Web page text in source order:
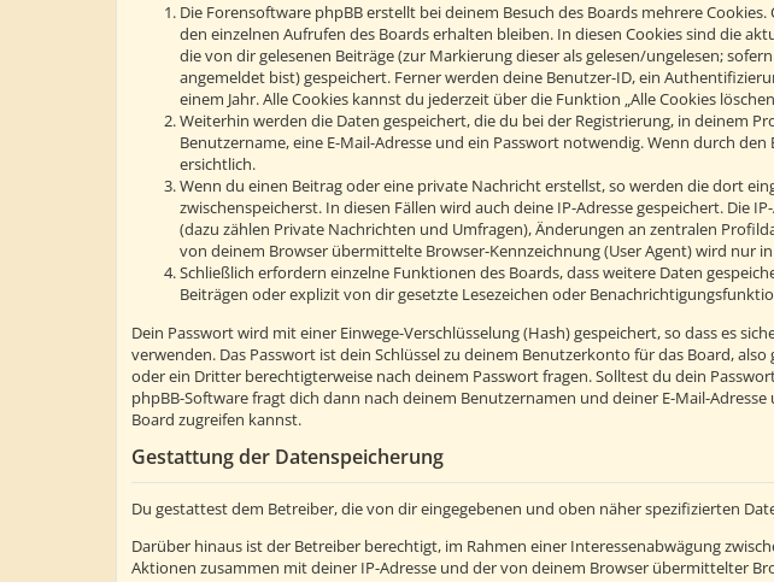
Die Forensoftware phpBB erstellt bei deinem Besuch des Boards mehrere
den einzelnen Aufrufen des Boards erhalten bleiben. In diesen Cookies sind die
die von dir gelesenen Beiträge (zur Markierung dieser als gelesen/ungelesen;
angemeldet bist) gespeichert. Ferner werden deine Benutzer-ID, ein
einem Jahr. Alle Cookies kannst du jederzeit über die Funktion „Alle Cookies
Weiterhin werden die Daten gespeichert, die du bei der Registrierung, in deinem
Benutzername, eine E-Mail-Adresse und ein Passwort notwendig. Wenn durch
ersichtlich.
Wenn du einen Beitrag oder eine private Nachricht erstellst, so werden die dort
zwischenspeicherst. In diesen Fällen wird auch deine IP-Adresse gespeichert. Die
(dazu zählen Private Nachrichten und Umfragen), Änderungen an zentralen
von deinem Browser übermittelte Browser-Kennzeichnung (User Agent) wird nur
Schließlich erfordern einzelne Funktionen des Boards, dass weitere Daten
Beiträgen oder explizit von dir gesetzte Lesezeichen oder
Dein Passwort wird mit einer Einwege-Verschlüsselung (Hash) gespeichert, so dass es
verwenden. Das Passwort ist dein Schlüssel zu deinem Benutzerkonto für das Board,
oder ein Dritter berechtigterweise nach deinem Passwort fragen. Solltest du dein
phpBB-Software fragt dich dann nach deinem Benutzernamen und deiner E-Mail-
Board zugreifen kannst.
Gestattung der Datenspeicherung
Du gestattest dem Betreiber, die von dir eingegebenen und oben näher spezifizierten
Darüber hinaus ist der Betreiber berechtigt, im Rahmen einer Interessenabwägung
Aktionen zusammen mit deiner IP-Adresse und der von deinem Browser übermittelter